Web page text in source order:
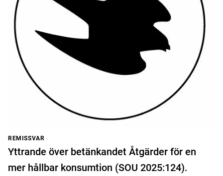
REMISSVAR
Yttrande över betänkandet Åtgärder för en
mer hållbar konsumtion (SOU 2025:124).